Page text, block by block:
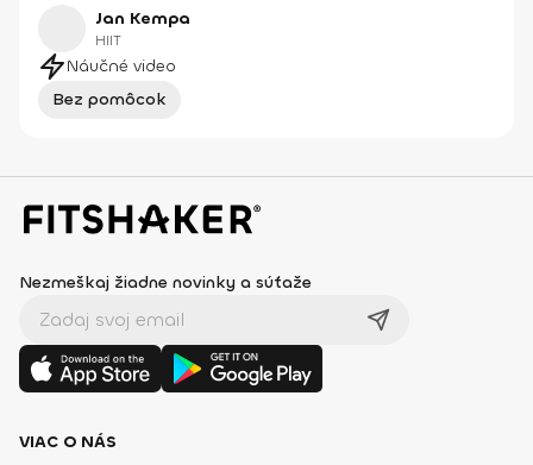
Jan Kempa
HIIT
Náučné video
Bez pomôcok
Nezmeškaj žiadne novinky a súťaže
VIAC O NÁS